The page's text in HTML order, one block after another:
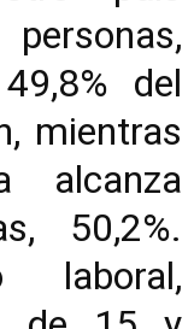
del
mientras
alcanza
50,2%.
laboral,